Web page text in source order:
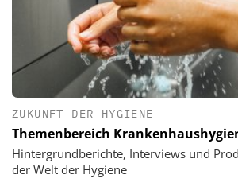
ZUKUNFT DER HYGIENE
Themenbereich
Hintergrundberichte, Interviews und
der Welt der Hygiene